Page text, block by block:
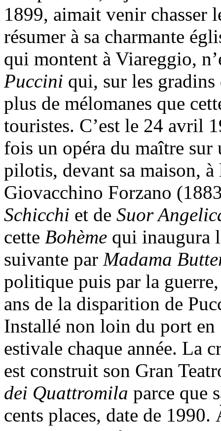
1899, aimait venir chasser
résumer à sa charmante
qui montent à Viareggio,
Puccini qui, sur les
plus de mélomanes que
touristes. C’est le 24 avril
fois un opéra du maître sur
pilotis, devant sa maison,
Giovacchino Forzano
Schicchi et de Suor
cette Bohème qui inaugura
suivante par Madama
politique puis par la
ans de la disparition de
Installé non loin du port en
estivale chaque année. La
est construit son Gran
dei Quattromila parce que
cents places, date de